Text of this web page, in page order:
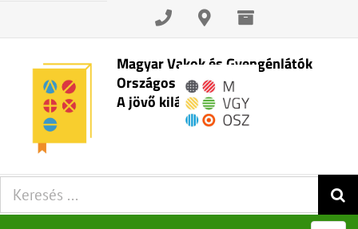
Skip
content
Magyar Vakok és Gyengénlátók
Országos Szövetsége
A jövő kilátásai
Keresés: